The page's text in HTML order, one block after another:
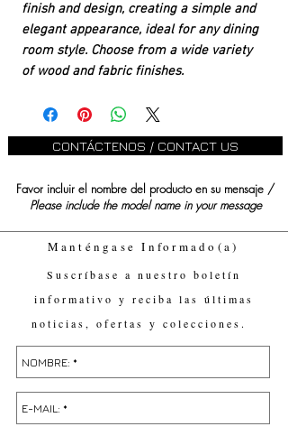
finish and design, creating a simple and
elegant appearance, ideal for any dining
room style. Choose from a wide variety
of wood and fabric finishes.
CONTÁCTENOS / CONTACT US
Favor incluir el nombre del producto en su mensaje /
Please include the model name in your message
Manténgase Informado(a)
Suscríbase a nuestro boletín
informativo y reciba las últimas
noticias, ofertas y colecciones.